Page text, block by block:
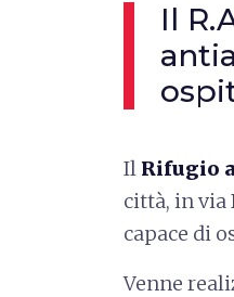
Il
Il Rifugio
città, in via
capace di
Venne